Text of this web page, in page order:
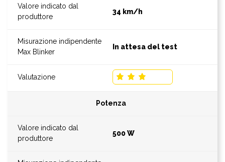
34 km/h
In attesa del test
Potenza
500 W